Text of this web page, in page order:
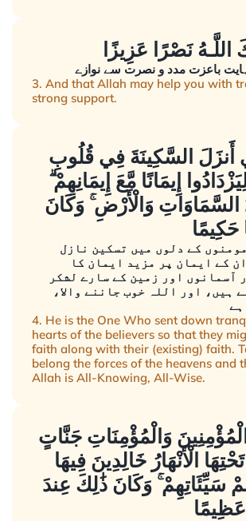
باعزت مدد و نصرت سے نوازے
3. And that Allah may help you with
strong support.
أَنزَلَ السَّكِينَةَ فِي قُلُوبِ
إِيمَانًا مَّعَ إِيمَانِهِمْ
السَّمَاوَاتِ وَالْأَرْضِ ۚ وَكَانَ
حَكِيمًا
کے دلوں میں تسکین نازل
کے ایمان پر مزید ایمان کا
آسمانوں اور زمین کے سارے لشکر
ہیں، اور اللہ خوب جاننے والا،
ہے
4. He is the One Who sent down
hearts of the believers so that they
faith along with their (existing) faith.
belong the forces of the heavens and
Allah is All-Knowing, All-Wise.
وَالْمُؤْمِنَاتِ جَنَّاتٍ
الْأَنْهَارُ خَالِدِينَ فِيهَا
سَيِّئَاتِهِمْ ۚ وَكَانَ ذَٰلِكَ عِندَ
عَظِيمًا